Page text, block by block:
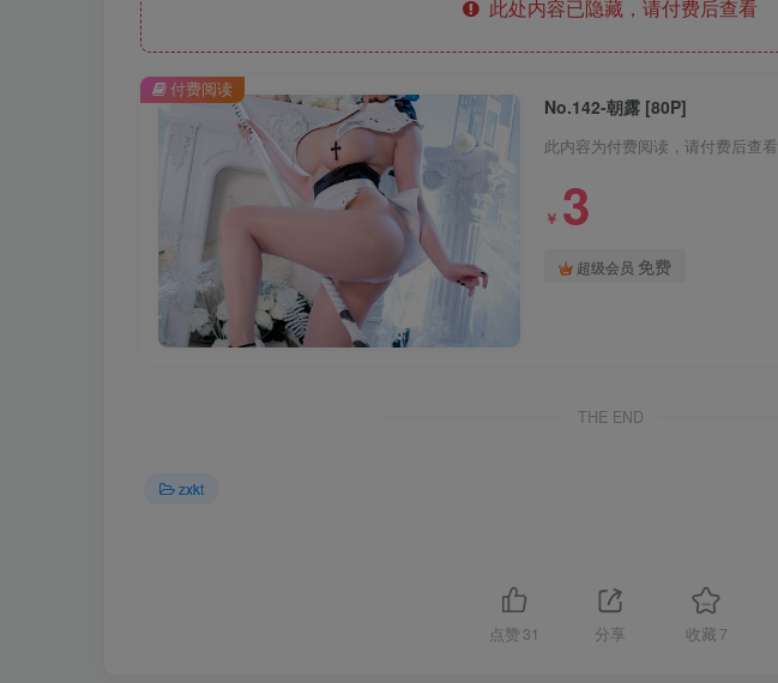
此处内容已隐藏，请付费后查看
No.142-朝露 [80P]
此内容为付费阅读，请付费后查看
￥ 3
超级会员 免费
付费阅读
THE END
zxkt
点赞 31 分享 收藏 7